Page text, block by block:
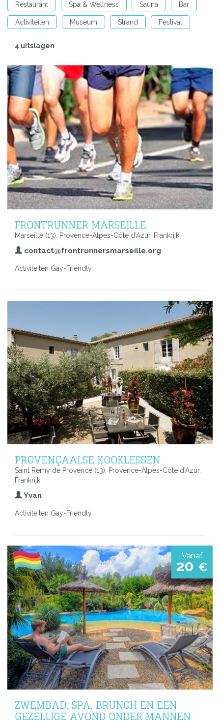
Restaurant Spa & Wellness Sauna Bar
Activiteiten Museum Strand Festival
4 uitslagen
FRONTRUNNER MARSEILLE
Marseille (13), Provence-Alpes-Côte d'Azur, Frankrijk
contact@frontrunnersmarseille.org
Activiteiten Gay-Friendly
PROVENÇAALSE KOOKLESSEN
Saint Remy de Provence (13), Provence-Alpes-Côte d'Azur,
Frankrijk
Yvan
Activiteiten Gay-Friendly
Vanaf
20 €
ZWEMBAD, SPA, BRUNCH EN EEN
GEZELLIGE AVOND ONDER MANNEN